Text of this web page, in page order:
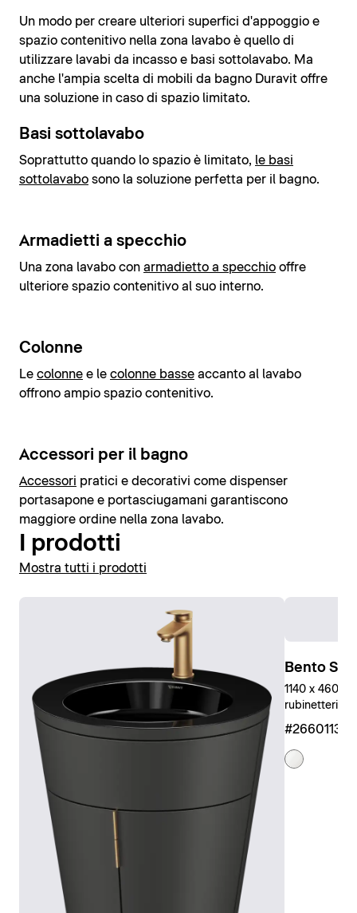
Un modo per creare ulteriori superfici d'appoggio e
spazio contenitivo nella zona lavabo è quello di
utilizzare lavabi da incasso e basi sottolavabo. Ma
anche l'ampia scelta di mobili da bagno Duravit offre
una soluzione in caso di spazio limitato.
Basi sottolavabo
Soprattutto quando lo spazio è limitato, le basi
sottolavabo sono la soluzione perfetta per il bagno.
Armadietti a specchio
Una zona lavabo con armadietto a specchio offre
ulteriore spazio contenitivo al suo interno.
Colonne
Le colonne e le colonne basse accanto al lavabo
offrono ampio spazio contenitivo.
Accessori per il bagno
Accessori pratici e decorativi come dispenser
portasapone e portasciugamani garantiscono
maggiore ordine nella zona lavabo.
I prodotti
Mostra tutti i prodotti
Bento
1140 x 460
rubinetteria,